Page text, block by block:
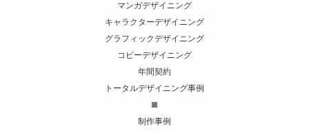
マンガデザイニング
キャラクターデザイニング
グラフィックデザイニング
コピーデザイニング
年間契約
トータルデザイニング事例
制作事例